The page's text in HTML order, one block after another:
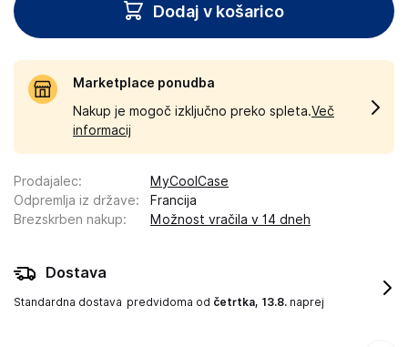
Dodaj v košarico
Marketplace ponudba
Nakup je mogoč izključno preko spleta.Več
informacij
Prodajalec:
MyCoolCase
Odpremlja iz države:
Francija
Brezskrben nakup: Možnost vračila v 14 dneh
Dostava
Standardna dostava predvidoma od četrtka, 13.8. naprej